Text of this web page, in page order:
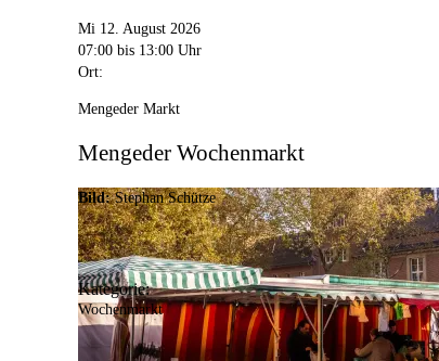
Mi 12. August 2026
07:00 bis 13:00 Uhr
Ort:
Mengeder Markt
Mengeder Wochenmarkt
Bild: Stephan Schütze
Kategorie:
Wochenmarkt